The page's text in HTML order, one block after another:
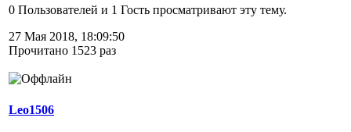
0 Пользователей и 1 Гость просматривают эту тему.
27 Мая 2018, 18:09:50
Прочитано 1523 раз
Leo1506